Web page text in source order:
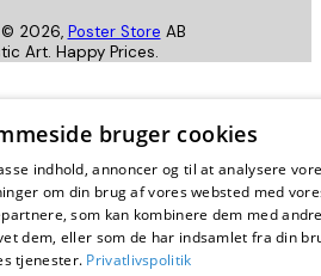
© 2026, Poster Store AB
Art. Happy Prices.
bruger cookies
indhold, annoncer og til at analysere
om din brug af vores websted med
som kan kombinere dem med
dem, eller som de har indsamlet fra din
tjenester. Privatlivspolitik